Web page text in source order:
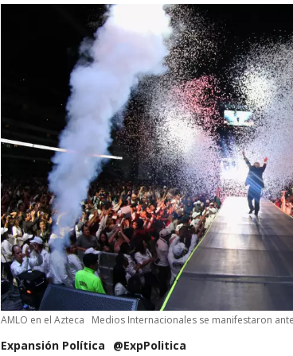
AMLO en el Azteca Medios Internacionales se manifestaron
Expansión Política @ExpPolitica